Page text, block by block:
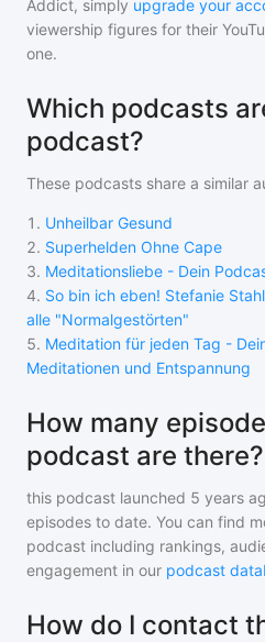
Addict, simply upgrade your
viewership figures for their
one.
Which podcasts
podcast?
These podcasts share a similar
1 . Unheilbar Gesund
2. Superhelden Ohne Cape
3. Meditationsliebe - Dein
4. So bin ich eben! Stefanie
alle "Normalgestörten"
5. Meditation für jeden Tag -
Meditationen und Entspannung
How many
podcast are there?
this podcast launched 5 years
episodes to date. You can find
podcast including rankings,
engagement in our podcast
How do I contact